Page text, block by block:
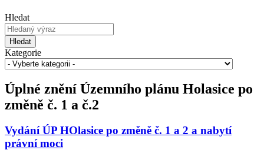
Hledat
Hledat
Kategorie
Úplné znění Územního plánu Holasice po
změně č. 1 a č.2
Vydání ÚP HOlasice po změně č. 1 a 2 a nabytí
právní moci